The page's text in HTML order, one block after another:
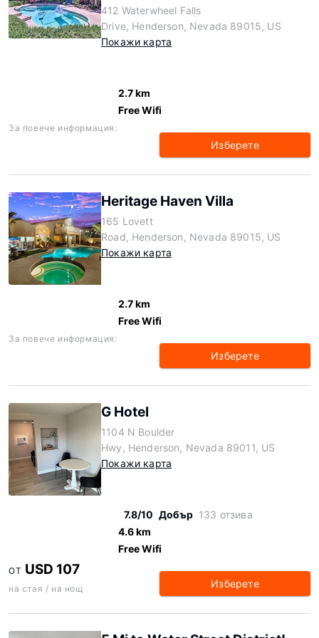
412 Waterwheel Falls
Drive, Henderson, Nevada 89015, US
Покажи карта
2.7 km
Free Wifi
За повече информация:
Изберете
Heritage Haven Villa
165 Lovett
Road, Henderson, Nevada 89015, US
Покажи карта
2.7 km
Free Wifi
За повече информация:
Изберете
G Hotel
1104 N Boulder
Hwy, Henderson, Nevada 89011, US
Покажи карта
7.8/10 Добър 133 отзива
4.6 km
Free Wifi
ОТ USD 107
на стая / на нощ Изберете